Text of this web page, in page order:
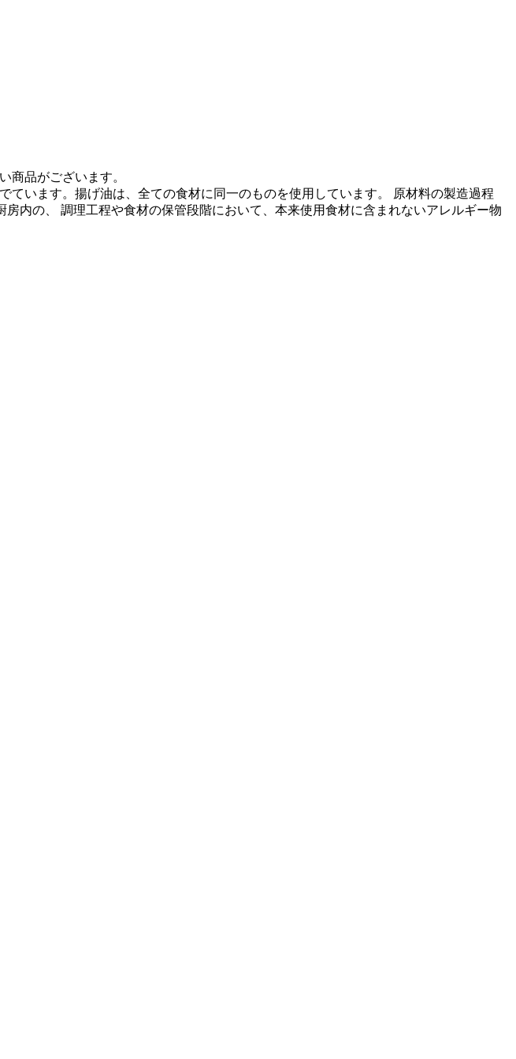
商品がございます。
います。揚げ油は、全ての食材に同一のものを使用しています。 原材料の製造過程
内の、 調理工程や食材の保管段階において、本来使用食材に含まれないアレルギー物